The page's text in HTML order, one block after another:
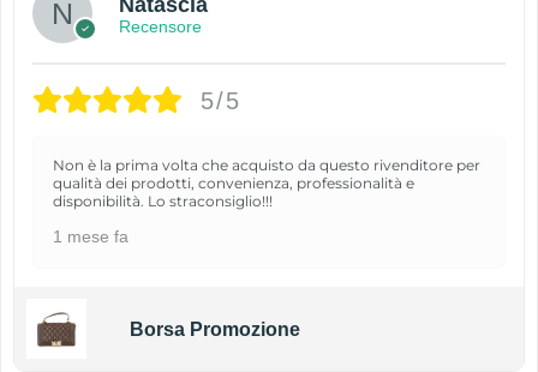
Recensore
5/5
Non è la prima volta che acquisto da questo rivenditore per
qualità dei prodotti, convenienza, professionalità e
disponibilità. Lo straconsiglio!!!
1 mese fa
Borsa Promozione